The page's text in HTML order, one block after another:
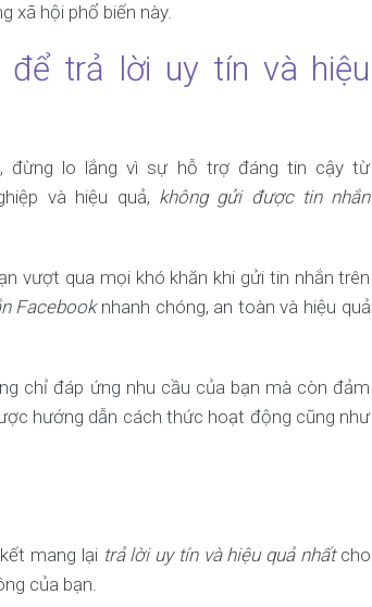
xã hội phổ biến này.
để trả lời uy tín và hiệu
đừng lo lắng vì sự hỗ trợ đáng tin cậy từ
và hiệu quả, không gửi được tin nhắn
vượt qua mọi khó khăn khi gửi tin nhắn trên
Facebooknhanh chóng, an toàn và hiệu quả
chỉ đáp ứng nhu cầu của bạn mà còn đảm
hướng dẫn cách thức hoạt động cũng như
mang lại trả lời uy tín và hiệu quả nhấtcho
của bạn.